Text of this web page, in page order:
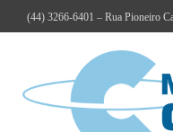
(44) 3266-6401 – Rua Pioneiro